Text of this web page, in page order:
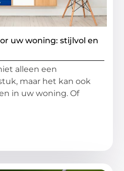
uw woning: stijlvol en
alleen een
maar het kan ook
in uw woning. Of